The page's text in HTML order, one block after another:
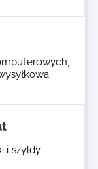
i szyldy